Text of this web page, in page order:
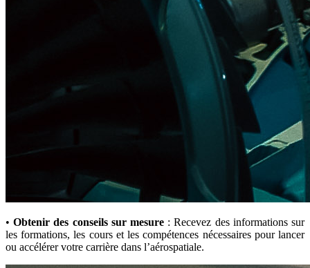
•Obtenir des conseils sur mesure : Recevez des informations sur
les formations, les cours et les compétences nécessaires pour lancer
ou accélérer votre carrière dans l’aérospatiale.